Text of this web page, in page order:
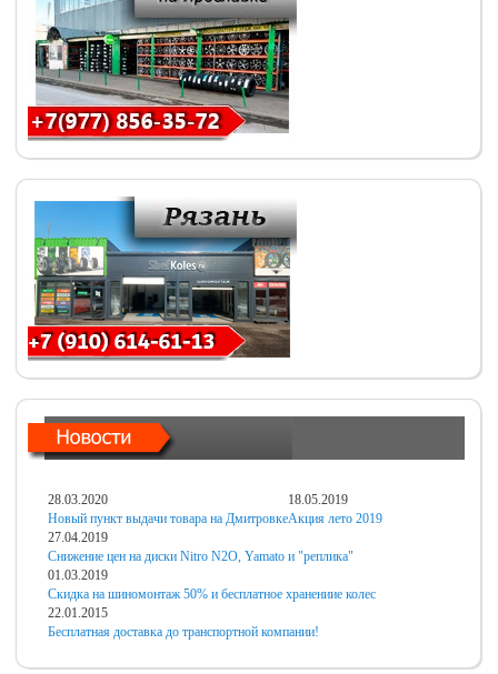
28.03.2020
Новый пункт выдачи товара на Дмитровке
18.05.2019
Акция лето 2019
27.04.2019
Снижение цен на диски Nitro N2O, Yamato и "реплика"
01.03.2019
Скидка на шиномонтаж 50% и бесплатное хранениие колес
22.01.2015
Бесплатная доставка до транспортной компании!